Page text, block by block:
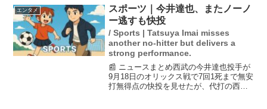
問者が多い11の国立公園では、年間パス
を持たな...
エンタメ
スポーツ｜今井達也、またノーノ
ー逃すも快投
/ Sports | Tatsuya Imai misses
another no-hitter but delivers a
strong performance.
📰 ニュースまとめ西武の今井達也投手が
9月18日のオリックス戦で7回1死まで無安
打無得点の快投を見せたが、代打の西野